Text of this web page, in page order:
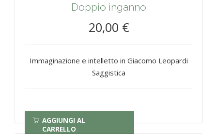
Doppio inganno
20,00 €
Immaginazione e intelletto in Giacomo Leopardi
Saggistica
AGGIUNGI AL
CARRELLO